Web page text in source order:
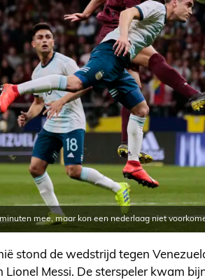
mee, maar kon een nederlaag niet
stond de wedstrijd tegen
Lionel Messi. De sterspeler kwam